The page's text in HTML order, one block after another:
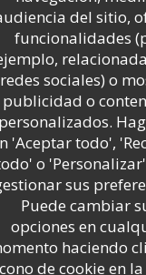
del sitio,
funcionalidades
redes sociales) o
publicidad o
personalizados.
'Aceptar todo',
o
sus
Puede cambiar
opciones en
haciendo
de cookie en
and very good food,
B
- Invitados 2
Ambiente: 5/5 Menú :5/5
L'accueil est
très bonne. On y